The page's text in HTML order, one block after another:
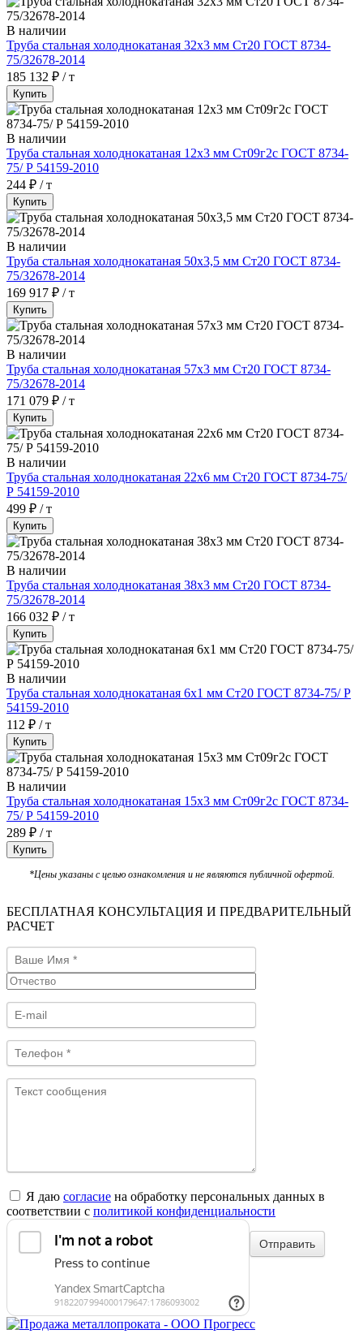
В наличии
Труба стальная холоднокатаная 32х3 мм Ст20 ГОСТ 8734-
75/32678-2014
185 132 ₽ / т
Купить
В наличии
Труба стальная холоднокатаная 12х3 мм Ст09г2с ГОСТ 8734-
75/ Р 54159-2010
244 ₽ / т
Купить
В наличии
Труба стальная холоднокатаная 50х3,5 мм Ст20 ГОСТ 8734-
75/32678-2014
169 917 ₽ / т
Купить
В наличии
Труба стальная холоднокатаная 57х3 мм Ст20 ГОСТ 8734-
75/32678-2014
171 079 ₽ / т
Купить
В наличии
Труба стальная холоднокатаная 22х6 мм Ст20 ГОСТ 8734-75/
Р 54159-2010
499 ₽ / т
Купить
В наличии
Труба стальная холоднокатаная 38х3 мм Ст20 ГОСТ 8734-
75/32678-2014
166 032 ₽ / т
Купить
В наличии
Труба стальная холоднокатаная 6х1 мм Ст20 ГОСТ 8734-75/ Р
54159-2010
112 ₽ / т
Купить
В наличии
Труба стальная холоднокатаная 15х3 мм Ст09г2с ГОСТ 8734-
75/ Р 54159-2010
289 ₽ / т
Купить
*Цены указаны с целью ознакомления и не являются публичной офертой.
БЕСПЛАТНАЯ КОНСУЛЬТАЦИЯ И ПРЕДВАРИТЕЛЬНЫЙ
РАСЧЕТ
Я даю согласие на обработку персональных данных в
соответствии с политикой конфиденциальности